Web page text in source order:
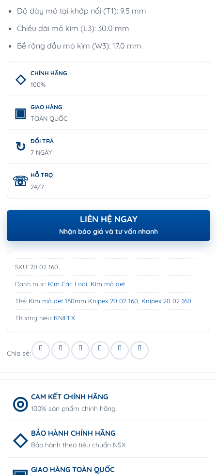
Độ dày mỏ tại khớp nối (T1): 9.5 mm
Chiều dài mỏ kìm (L3): 30.0 mm
Bề rộng đầu mỏ kìm (W3): 17.0 mm
CHÍNH HÃNG
100%
GIAO HÀNG
TOÀN QUỐC
ĐỔI TRẢ
7 NGÀY
HỖ TRỢ
24/7
LIÊN HỆ NGAY
Nhận báo giá và tư vấn nhanh
SKU: 20 02 160
Danh mục: Kìm Các Loại, Kìm mỏ dẹt
Thẻ: Kìm mỏ det 160mm Knipex 20 02 160, Knipex 20 02 160
Thương hiệu: KNIPEX
Chia sẻ:
CAM KẾT CHÍNH HÃNG
100% sản phẩm chính hãng
BẢO HÀNH CHÍNH HÃNG
Bảo hành theo tiêu chuẩn NSX
GIAO HÀNG TOÀN QUỐC